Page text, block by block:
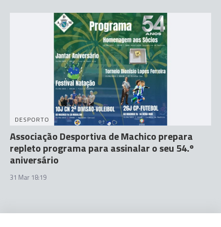
DESPORTO
Associação Desportiva de Machico prepara
repleto programa para assinalar o seu 54.º
aniversário
31 Mar 18:19